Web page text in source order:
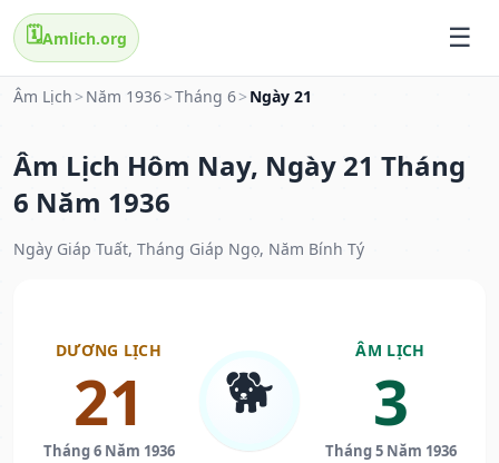
🗓️Amlich.org
Âm Lịch > Năm 1936>Tháng 6> Ngày 21
Âm Lịch Hôm Nay, Ngày 21 Tháng
6 Năm 1936
Ngày Giáp Tuất, Tháng Giáp Ngọ, Năm Bính Tý
DƯƠNG LỊCH
21
Tháng 6 Năm 1936
🐕
ÂM LỊCH
3
Tháng 5 Năm 1936